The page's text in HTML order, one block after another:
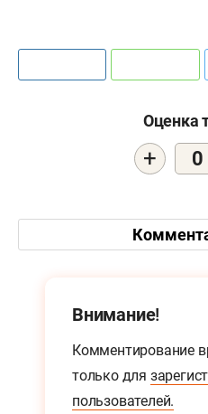
Оценка
+ 0
Внимание!
Комментирование
только для
пользователей.